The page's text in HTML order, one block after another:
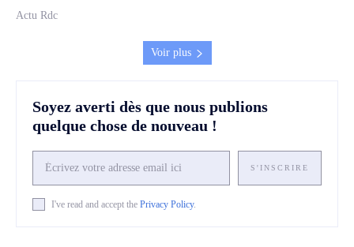
Actu Rdc
Voir plus
Soyez averti dès que nous publions
quelque chose de nouveau !
S'INSCRIRE
I've read and accept the Privacy Policy.